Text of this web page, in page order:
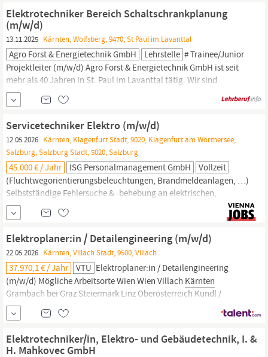
BEI UNS LERNST DU:
Elektrotechniker Bereich Schaltschrankplanung
(m/w/d)
13.11.2025 Kärnten, Wolfsberg, 9470, St Paul im Lavanttal
Agro Forst & Energietechnik GmbH Lehrstelle # Trainee/Junior
Projektleiter (m/w/d) Agro Forst & Energietechnik GmbH ist seit
mehr als 40 Jahren in St. Paul im Lavanttal tätig. Wir sind
Spezialisten für Biomasse Heiz- und Heizkraft-Werke und liefern
abhängig vom jeweiligen Einsatzgebiet maßgeschneiderte
Kundenlösungen aus einer Hand. Sämtliche
Anlagenkomponenten werden im eigenen Haus
verfahrenstechnisch...
Servicetechniker Elektro (m/w/d)
12.05.2026 Kärnten, Klagenfurt Stadt, 9020, Klagenfurt am Wörthersee,
Salzburg, Salzburg Stadt, 5020, Salzburg
45.000 € / Jahr ISG Personalmanagement GmbH
Vollzeit
(Fluchtwegorientierungsbeleuchtungen, Brandmeldeanlagen, …)
Selbstständige Fehlersuche & -behebung an elektrischen,
elektronischen und mechanischen Baugruppen, sowie
Durchführung von Wartungen Das bringst du mit: Abgeschlossene
Elektrotechniker
oder in ähnlichen Berufen
und Berufserfahrung Freundlicher & wertschätzender...
Elektroplaner:in / Detailengineering (m/w/d)
22.05.2026 Kärnten, Villach Stadt, 9500, Villach
37.970,1 € / Jahr VTU Elektroplaner:in / Detailengineering
(m/w/d) Mögliche Arbeitsorte Wien Wien Villach Kärnten
Grambach bei Graz Steiermark Linz Oberösterreich Kundl /
Langkampfen Tirol Umfang Vollzeit Unser VTU Team wächst
weiter! Du bist Techniker:in mit Leib und Seele und bringst dazu
noch die passende Portion Engagement mit –
Elektrotechniker/in, Elektro- und Gebäudetechnik, I. &
H. Mahkovec GmbH